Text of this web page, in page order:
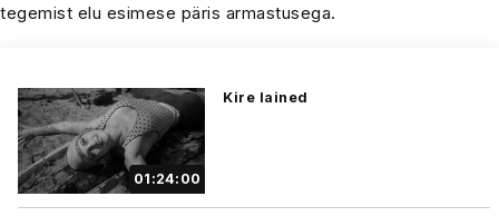
tegemist elu esimese päris armastusega.
01:24:00
Kire lained